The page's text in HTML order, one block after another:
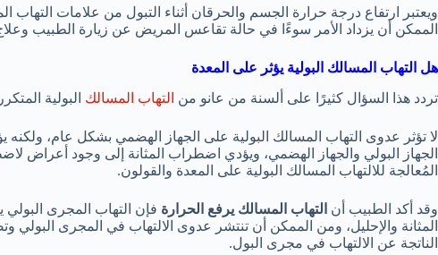
ويعتبر ارتفاع درجة حرارة الجسم والحرقان أثناء التبول من علامات التهاب
الممكن أن يزداد الأمر سوءًا في حالة تقاعس المريض عن زيارة الطبيب
هل التهاب المسالك البولية يؤثر على المعدة
تردد هذا السؤال كثيرًا على ألسنة من عانو من التهاب المسالك البولية
لا تؤثر عدوى التهاب المسالك البولية على الجهاز الهضمي بشكل عام،
الجهاز البولي والجهاز الهضمي، ويؤدي اضطراب المثانة إلى وجود أعراض
المُعالجة للالتهاب المسالك البولية على المعدة والقولون.
وقد أكد الطبيب أن التهاب المسالك يرفع الحرارة فإن التهاب المجرى
المثانة والإحليل، ومن الممكن أن تنتشر عدوى الالتهاب في المجرى البولي
الناتجة عن الالتهاب في مجرى البول.